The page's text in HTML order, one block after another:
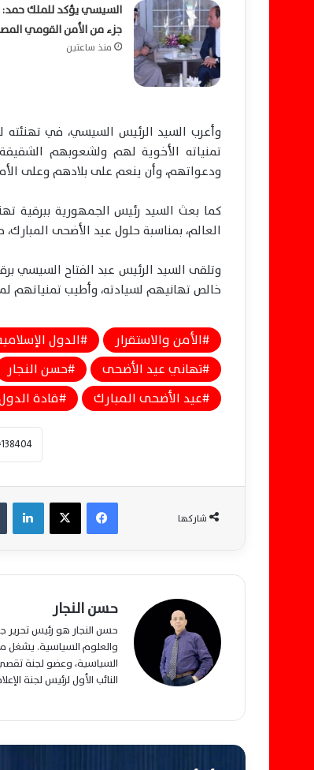
السيسي يؤكد للملك حمد:
جزء من الأمن القومي
منذ ساعتين
وأعرب السيد الرئيس السيسي، في تهنئته
تمنياته الأخوية لهم ولشعوبهم الشقيقة
ودعواتهم، وأن ينعم على بلادهم وعلى
كما بعث السيد رئيس الجمهورية ببرقية
العالم، بمناسبة حلول عيد الأضحى
وتلقى السيد الرئيس عبد الفتاح السيسي
خالص تهانيهم لسيادته، وأطيب تمنياتهم
الأمن والاستقرار الدول
تهاني عيد الأضحى
حسن النجار
عيد الأضحى المبارك
قادة
شاركها
فيسبوك ‫X لينكدإن
حسن النجار
حسن النجار هو رئيس
والعلوم السياسية. يشغل
السياسية، وعضو لجنة
النائب الأول لرئيس لجنة